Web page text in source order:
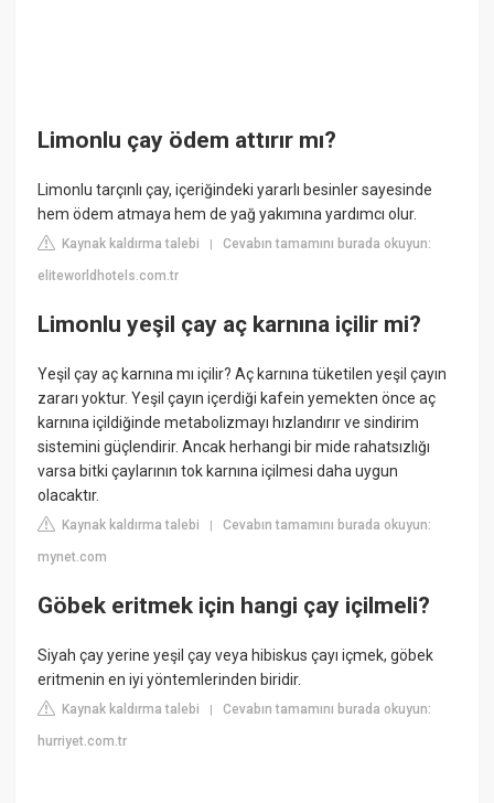
Limonlu çay ödem attırır mı?
Limonlu tarçınlı çay, içeriğindeki yararlı besinler sayesinde
hem ödem atmaya hem de yağ yakımına yardımcı olur.
Kaynak kaldırma talebi |Cevabın tamamını burada okuyun:
eliteworldhotels.com.tr
Limonlu yeşil çay aç karnına içilir mi?
Yeşil çay aç karnına mı içilir? Aç karnına tüketilen yeşil çayın
zararı yoktur. Yeşil çayın içerdiği kafein yemekten önce aç
karnına içildiğinde metabolizmayı hızlandırır ve sindirim
sistemini güçlendirir. Ancak herhangi bir mide rahatsızlığı
varsa bitki çaylarının tok karnına içilmesi daha uygun
olacaktır.
Kaynak kaldırma talebi |Cevabın tamamını burada okuyun:
mynet.com
Göbek eritmek için hangi çay içilmeli?
Siyah çay yerine yeşil çay veya hibiskus çayı içmek, göbek
eritmenin en iyi yöntemlerinden biridir.
Kaynak kaldırma talebi |Cevabın tamamını burada okuyun:
hurriyet.com.tr